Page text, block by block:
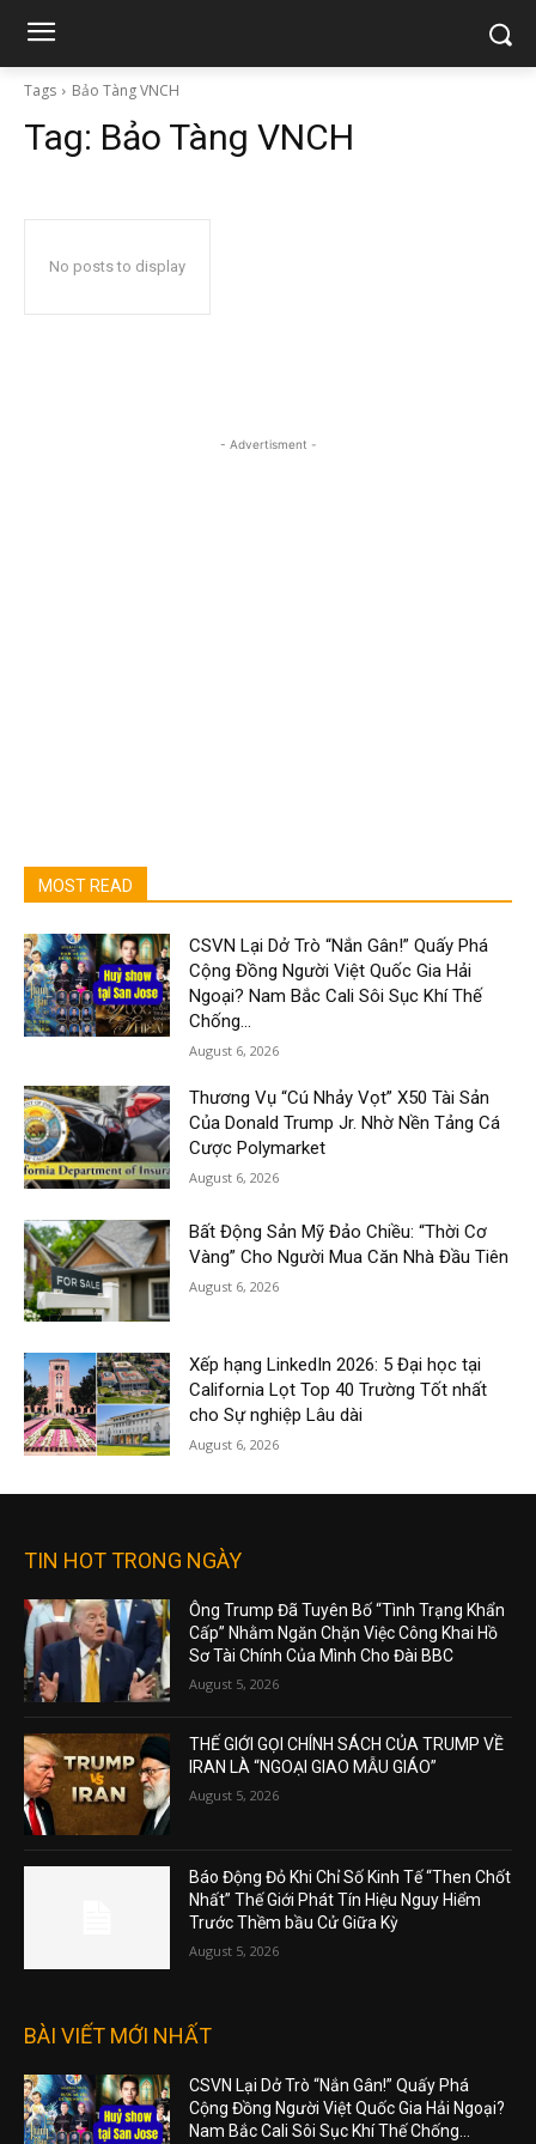
Tags Bảo Tàng VNCH
Tag: Bảo Tàng VNCH
No posts to display
- Advertisment -
MOST READ
CSVN Lại Dở Trò “Nắn Gân!” Quấy Phá
Cộng Đồng Người Việt Quốc Gia Hải
Ngoại? Nam Bắc Cali Sôi Sục Khí Thế
Chống...
August 6, 2026
Thương Vụ “Cú Nhảy Vọt” X50 Tài Sản
Của Donald Trump Jr. Nhờ Nền Tảng Cá
Cược Polymarket
August 6, 2026
Bất Động Sản Mỹ Đảo Chiều: “Thời Cơ
Vàng” Cho Người Mua Căn Nhà Đầu Tiên
August 6, 2026
Xếp hạng LinkedIn 2026: 5 Đại học tại
California Lọt Top 40 Trường Tốt nhất
cho Sự nghiệp Lâu dài
August 6, 2026
TIN HOT TRONG NGÀY
Ông Trump Đã Tuyên Bố “Tình Trạng Khẩn
Cấp” Nhằm Ngăn Chặn Việc Công Khai Hồ
Sơ Tài Chính Của Mình Cho Đài BBC
August 5, 2026
THẾ GIỚI GỌI CHÍNH SÁCH CỦA TRUMP VỀ
IRAN LÀ “NGOẠI GIAO MẪU GIÁO”
August 5, 2026
Báo Động Đỏ Khi Chỉ Số Kinh Tế “Then Chốt
Nhất” Thế Giới Phát Tín Hiệu Nguy Hiểm
Trước Thềm bầu Cử Giữa Kỳ
August 5, 2026
BÀI VIẾT MỚI NHẤT
CSVN Lại Dở Trò “Nắn Gân!” Quấy Phá
Cộng Đồng Người Việt Quốc Gia Hải Ngoại?
Nam Bắc Cali Sôi Sục Khí Thế Chống...